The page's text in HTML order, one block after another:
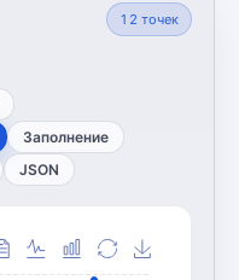
12 точек
Заполнение
JSON